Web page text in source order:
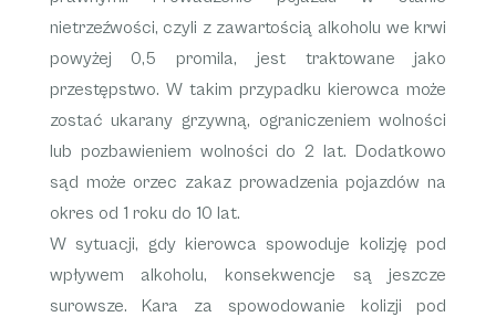
nietrzeźwości, czyli z zawartością alkoholu we krwi
powyżej 0,5 promila, jest traktowane jako
przestępstwo. W takim przypadku kierowca może
zostać ukarany grzywną, ograniczeniem wolności
lub pozbawieniem wolności do 2 lat. Dodatkowo
sąd może orzec zakaz prowadzenia pojazdów na
okres od 1 roku do 10 lat.
W sytuacji, gdy kierowca spowoduje kolizję pod
wpływem alkoholu, konsekwencje są jeszcze
surowsze. Kara za spowodowanie kolizji pod